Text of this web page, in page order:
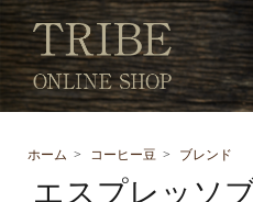
ホーム > コーヒー豆 > ブレンド
エスプレッソ